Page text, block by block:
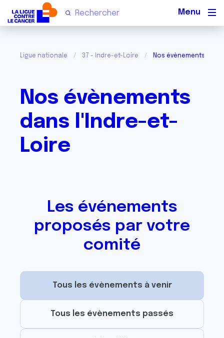
Ligue nationale 37 - Indre-et-Loire Nos évènements
Nos évènements
dans l'Indre-et-
Loire
Les événements
proposés par votre
comité
Tous les évènements à venir
Tous les évènements passés